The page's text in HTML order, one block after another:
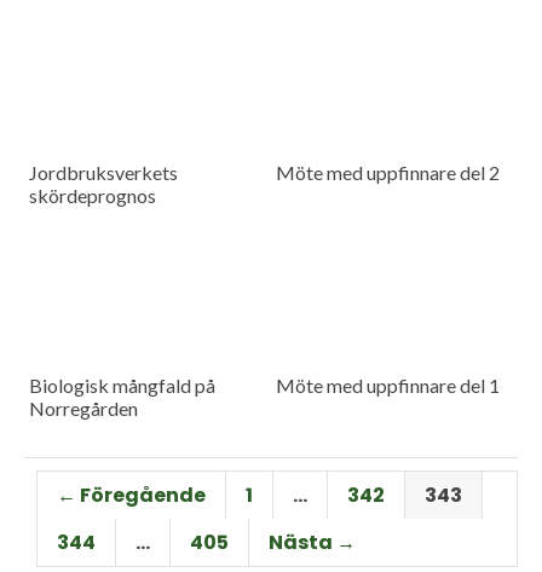
Jordbruksverkets
skördeprognos
Möte med uppfinnare del 2
Biologisk mångfald på
Norregården
Möte med uppfinnare del 1
← Föregående 1 … 342
343
344
… 405 Nästa →